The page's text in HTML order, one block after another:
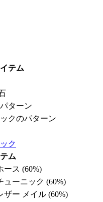
テム
ターン
クのパターン
ク
ム
ース (60%)
ューニック (60%)
ザー メイル (60%)